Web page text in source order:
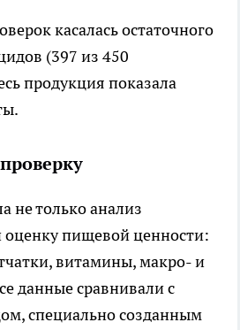
касалась остаточного
(397 из 450
продукция показала
не только анализ
оценку пищевой ценности:
витамины, макро- и
данные сравнивали с
специально созданным